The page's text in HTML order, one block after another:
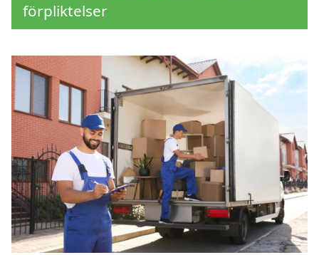
förpliktelser